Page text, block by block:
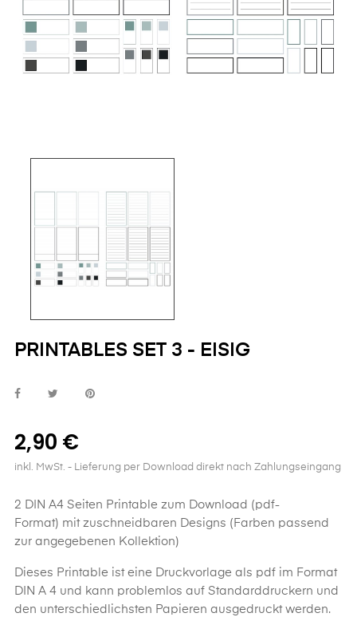
PRINTABLES SET 3 - EISIG
2,90 €
inkl. MwSt. - Lieferung per Download direkt nach Zahlungseingang
2 DIN A4 Seiten Printable zum Download (pdf-
Format) mit zuschneidbaren Designs (Farben passend
zur angegebenen Kollektion)
Dieses Printable ist eine Druckvorlage als pdf im Format
DIN A 4 und kann problemlos auf Standarddruckern und
den unterschiedlichsten Papieren ausgedruckt werden.